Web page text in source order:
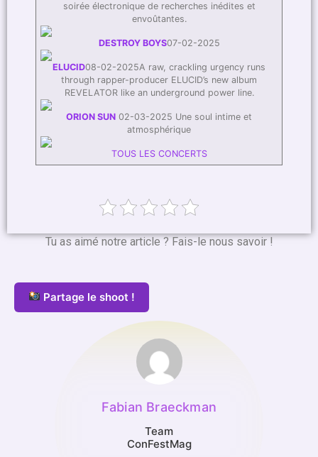
soirée électronique de recherches inédites et
envoûtantes.
DESTROY BOYS07-02-2025
ELUCID08-02-2025A raw, crackling urgency runs
through rapper-producer ELUCID’s new album
REVELATOR like an underground power line.
ORION SUN 02-03-2025 Une soul intime et
atmosphérique
TOUS LES CONCERTS
Tu as aimé notre article ? Fais-le nous savoir !
Partage le shoot !
Fabian Braeckman
Team
ConFestMag